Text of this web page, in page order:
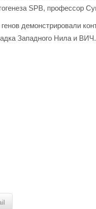
SPB, профессор
демонстрировали
Западного Нила и ВИЧ.